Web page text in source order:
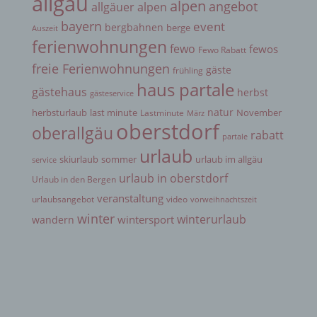
allgäuer alpen alpen angebot
Auszeit bayern bergbahnen berge event
ferienwohnungen fewo Fewo Rabatt fewos
freie Ferienwohnungen frühling gäste
gästehaus gästeservice haus partale herbst
herbsturlaub last minute Lastminute März natur November
oberallgäu oberstdorf partale rabatt
service skiurlaub sommer urlaub urlaub im allgäu
Urlaub in den Bergen urlaub in oberstdorf
urlaubsangebot veranstaltung video vorweihnachtszeit
wandern winter wintersport winterurlaub
seiner Benennung nach dem Unionsrecht oder
dem Recht der Mitgliedstaaten vorgesehen
werden.
h) Auftragsverarbeiter
Auftragsverarbeiter ist eine natürliche oder
juristische Person, Behörde, Einrichtung oder
andere Stelle, die personenbezogene Daten im
Auftrag des Verantwortlichen verarbeitet.
i) Empfänger